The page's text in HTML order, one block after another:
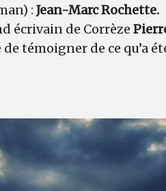
: Jean-Marc Rochette.
écrivain de Corrèze
témoigner de ce qu’a